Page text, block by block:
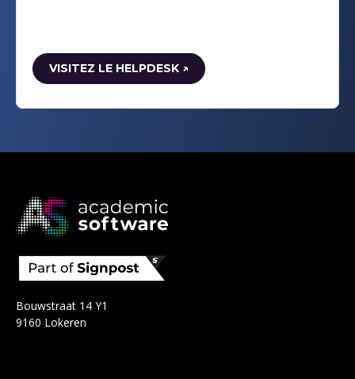
VISITEZ LE HELPDESK ↗
Bouwstraat 14 Y1
9160 Lokeren